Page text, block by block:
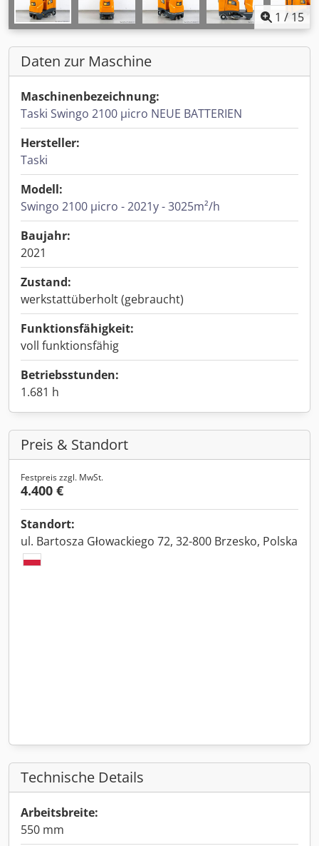
1 / 15
Daten zur Maschine
Maschinenbezeichnung:
Taski Swingo 2100 µicro NEUE BATTERIEN
Hersteller:
Taski
Modell:
Swingo 2100 µicro - 2021y - 3025m²/h
Baujahr:
2021
Zustand:
werkstattüberholt (gebraucht)
Funktionsfähigkeit:
voll funktionsfähig
Betriebsstunden:
1.681 h
Preis & Standort
Festpreis zzgl. MwSt.
4.400 €
Standort:
ul. Bartosza Głowackiego 72, 32-800 Brzesko, Polska
Technische Details
Arbeitsbreite:
550 mm